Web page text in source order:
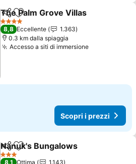
CondividiAggiungi ai preferiti
The Palm Grove Villas
4 Stelle
8,8 Eccellente
1.363
0.3 km dalla spiaggia
Accesso a siti di immersione
Scopri i prezzi
CondividiAggiungi ai preferiti
Nanuk's Bungalows
3 Stelle
8,1 Ottima
1.143